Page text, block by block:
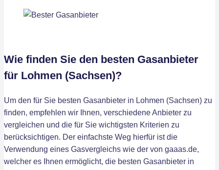
Wie finden Sie den besten Gasanbieter
für Lohmen (Sachsen)?
Um den für Sie besten Gasanbieter in Lohmen (Sachsen) zu
finden, empfehlen wir Ihnen, verschiedene Anbieter zu
vergleichen und die für Sie wichtigsten Kriterien zu
berücksichtigen. Der einfachste Weg hierfür ist die
Verwendung eines Gasvergleichs wie der von gaaas.de,
welcher es Ihnen ermöglicht, die besten Gasanbieter in